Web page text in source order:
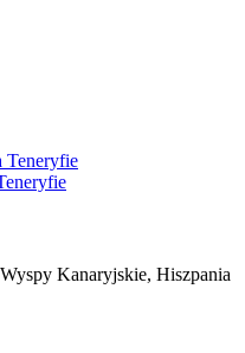
Teneryfie
Kanaryjskie, Hiszpania